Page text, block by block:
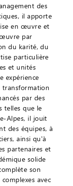
des
il apporte
en œuvre et
par
du karité, du
particulière
et unités
expérience
transformation
par des
telles que le
Alpes, il jouit
des équipes, à
ainsi qu'à
partenaires et
solide
son
avec